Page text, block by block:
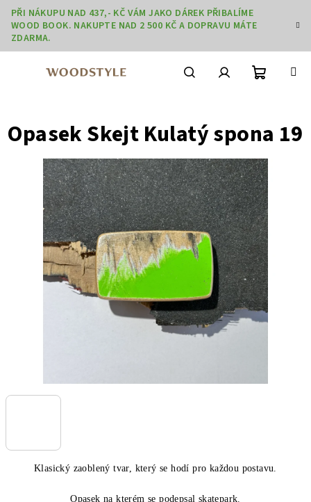
Přejít
obsah
PŘI NÁKUPU NAD 437,- KČ VÁM JAKO DÁREK PŘIBALÍME
WOOD BOOK. NAKUPTE NAD 2 500 KČ A DOPRAVU MÁTE
ZDARMA.
košík
Klasický zaoblený tvar, který se hodí pro každou postavu.
Opasek na kterém se podepsal skatepark.
Opasek Skejt Kulatý spona 19